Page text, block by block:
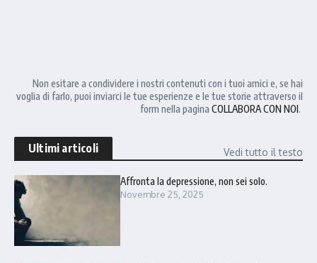
Non esitare a condividere i nostri contenuti con i tuoi amici e, se hai
voglia di farlo, puoi inviarci le tue esperienze e le tue storie attraverso il
form nella pagina COLLABORA CON NOI.
Ultimi articoli Vedi tutto il testo
Affronta la depressione, non sei solo.
Novembre 25, 2025